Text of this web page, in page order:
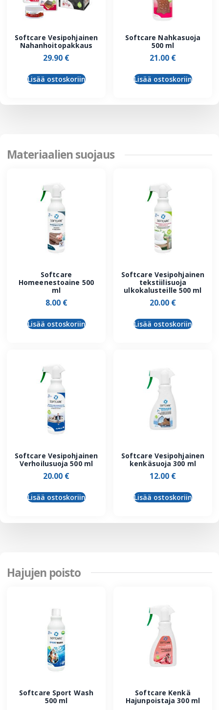
Softcare Vesipohjainen
Nahanhoitopakkaus
29.90 €
Lisää ostoskoriin
Softcare Nahkasuoja
500 ml
21.00 €
Lisää ostoskoriin
Materiaalien suojaus
Softcare
Homeenestoaine 500
ml
8.00 €
Lisää ostoskoriin
Softcare Vesipohjainen
tekstiilisuoja
ulkokalusteille 500 ml
20.00 €
Lisää ostoskoriin
Softcare Vesipohjainen
Verhoilusuoja 500 ml
20.00 €
Lisää ostoskoriin
Softcare Vesipohjainen
kenkäsuoja 300 ml
12.00 €
Lisää ostoskoriin
Hajujen poisto
Softcare Sport Wash
500 ml
Softcare Kenkä
Hajunpoistaja 300 ml